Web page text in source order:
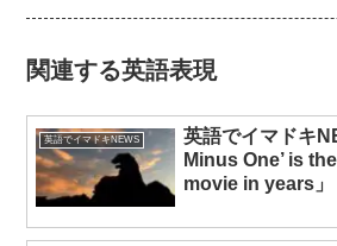
関連する英語表現
英語でイマドキNEWS
英語でイマドキ
Minus One’ is
movie in years」